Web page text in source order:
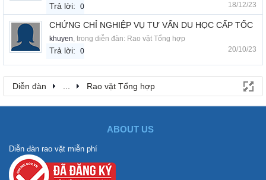
Trả lời: 0 18/12/23
CHỨNG CHỈ NGHIỆP VỤ TƯ VẤN DU HỌC CẤP TỐC
khuyen, trong diễn đàn: Rao vặt Tổng hợp
Trả lời: 0 20/10/23
Diễn đàn ... Rao vặt Tổng hợp
ABOUT US
Diễn đàn rao vặt miễn phí